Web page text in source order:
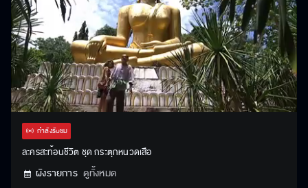
UnmuteStream Settings
กำลังรับชม
ละครสะท้อนชีวิต ชุด กระตุกหนวดเสือ
ผังรายการ ดูทั้งหมด